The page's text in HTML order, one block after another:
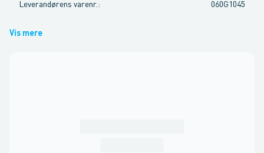
Leverandørens varenr. : 060G1045
Vis mere